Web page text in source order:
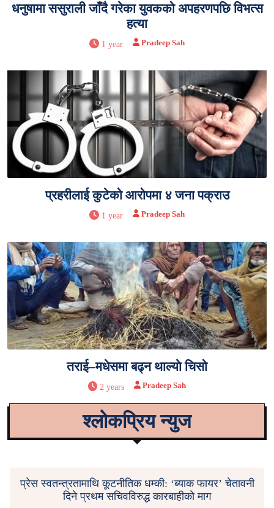
धनुषामा ससुराली जाँदै गरेका युवकको अपहरणपछि विभत्स
हत्या
1 year Pradeep Sah
प्रहरीलाई कुटेको आरोपमा ४ जना पक्राउ
1 year Pradeep Sah
तराई–मधेसमा बढ्न थाल्याे चिसो
2 years Pradeep Sah
श्लोकप्रिय न्युज
प्रेस स्वतन्त्रतामाथि कूटनीतिक धम्की: ‘ब्याक फायर’ चेतावनी
दिने प्रथम सचिवविरुद्ध कारबाहीको माग